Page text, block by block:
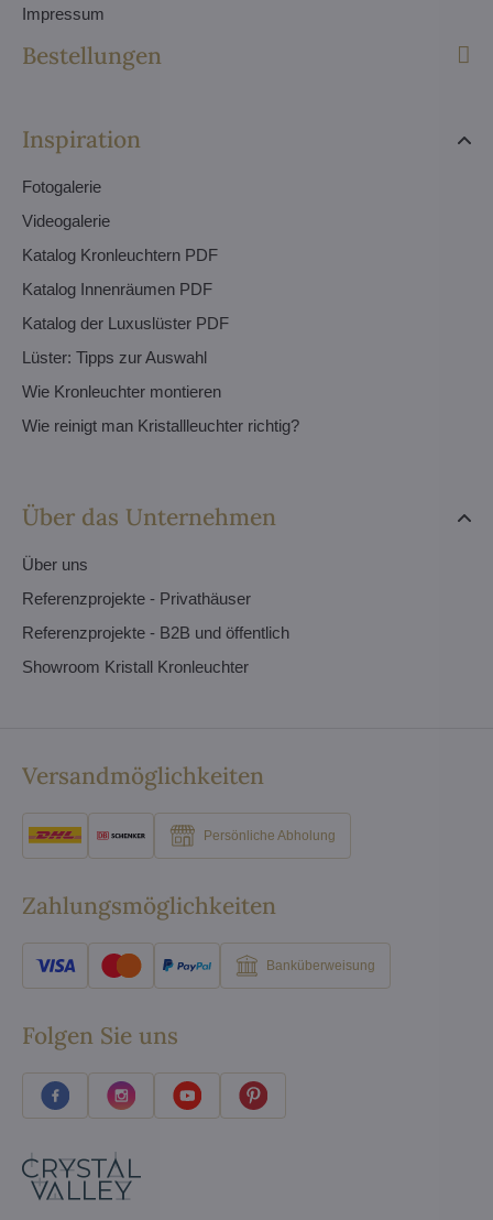
Impressum
Bestellungen
Inspiration
Fotogalerie
Videogalerie
Katalog Kronleuchtern PDF
Katalog Innenräumen PDF
Katalog der Luxuslüster PDF
Lüster: Tipps zur Auswahl
Wie Kronleuchter montieren
Wie reinigt man Kristallleuchter richtig?
Über das Unternehmen
Über uns
Referenzprojekte - Privathäuser
Referenzprojekte - B2B und öffentlich
Showroom Kristall Kronleuchter
Versandmöglichkeiten
Persönliche Abholung
Zahlungsmöglichkeiten
Banküberweisung
Folgen Sie uns